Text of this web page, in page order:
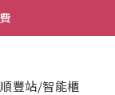
豐站/智能櫃